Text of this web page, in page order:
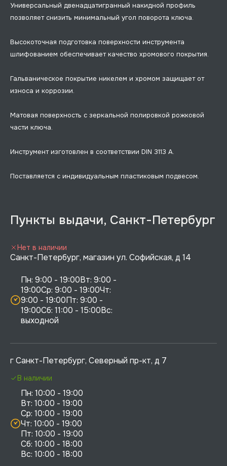
Универсальный двенадцатигранный накидной профиль
позволяет снизить минимальный угол поворота ключа.
Высокоточная подготовка поверхности инструмента
шлифованием обеспечивает качество хромового покрытия.
Гальваническое покрытие никелем и хромом защищает от
износа и коррозии.
Матовая поверхность с зеркальной полировкой рожковой
части ключа.
Инструмент изготовлен в соответствии DIN 3113 A.
Поставляется с индивидуальным пластиковым подвесом.
Пункты выдачи, Санкт-Петербург
Санкт-Петербург, магазин ул. Софийская, д 14
Пн: 9:00 - 19:00Вт: 9:00 -
19:00Ср: 9:00 - 19:00Чт:
9:00 - 19:00Пт: 9:00 -
19:00Сб: 11:00 - 15:00Вс:
выходной
Нет в наличии
г Санкт-Петербург, Северный пр-кт, д 7
Пн: 10:00 - 19:00
Вт: 10:00 - 19:00
Ср: 10:00 - 19:00
Чт: 10:00 - 19:00
Пт: 10:00 - 19:00
Сб: 10:00 - 18:00
В наличии